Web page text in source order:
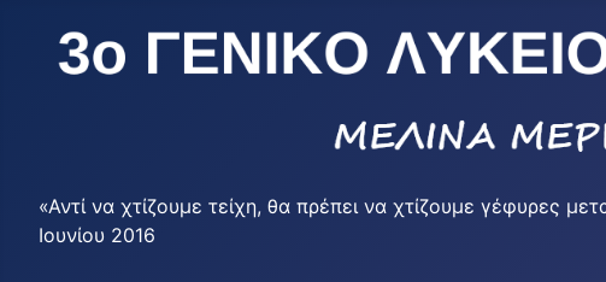
«Αντί να χτίζουμε τείχη, θα πρέπει να χτίζουμε
Ιουνίου 2016